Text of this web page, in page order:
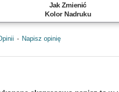
- Napisz opinię
Jak Zmienić
Kolor Nadruku